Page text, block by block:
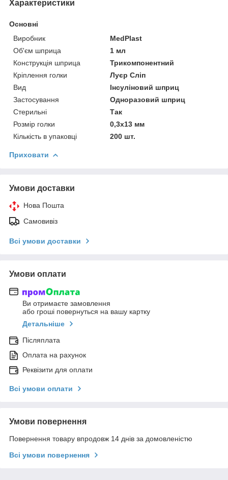
Характеристики
Основні
Виробник
MedPlast
Об'єм шприца
1 мл
Конструкція шприца
Трикомпонентний
Кріплення голки
Луєр Сліп
Вид
Інсуліновий шприц
Застосування
Одноразовий шприц
Стерильні
Так
Розмір голки
0,3х13 мм
Кількість в упаковці
200 шт.
Приховати
Умови доставки
Нова Пошта
Самовивіз
Всі умови доставки
Умови оплати
Ви отримаєте замовлення
або гроші повернуться на вашу картку
Детальніше
Післяплата
Оплата на рахунок
Реквізити для оплати
Всі умови оплати
Умови повернення
Повернення товару впродовж 14 днів за домовленістю
Всі умови повернення